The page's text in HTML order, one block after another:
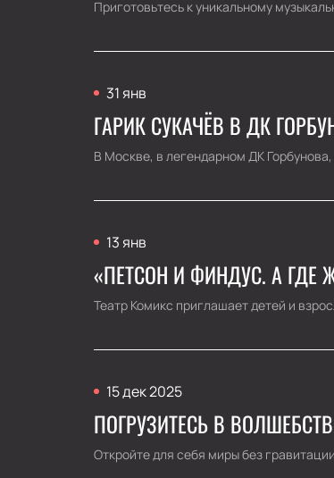
Приготовьтесь к уникальному
31 янв
ГАРИК СУКАЧЁВ В ДК
В Москве, в легендарном ДК
13 янв
«ПЕТСОН И ФИНДУС. А
Театр Комикс приглашает детей и
15 дек 2025
ПОГРУЗИТЕСЬ В
Откройте для себя миры без